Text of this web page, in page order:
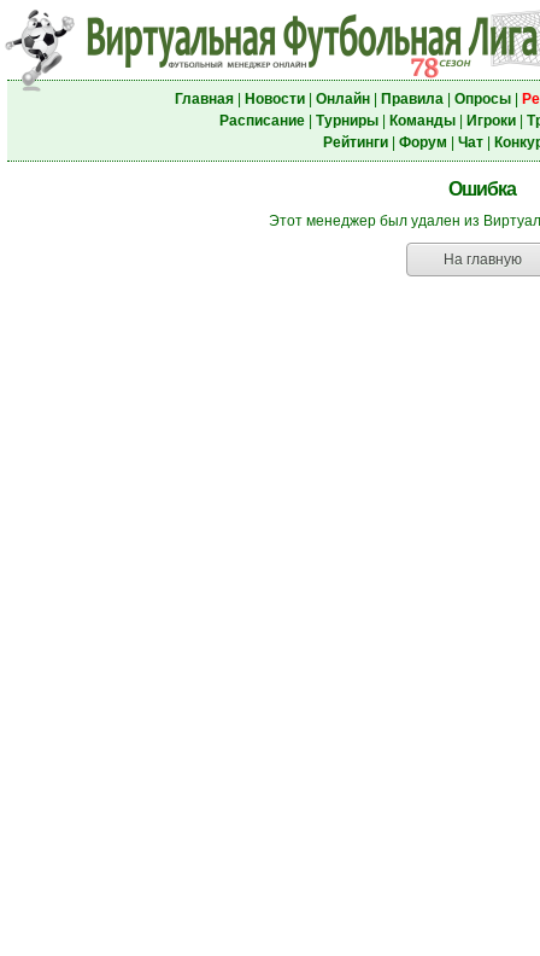
Главная| Новости| Онлайн| Правила| Опросы|
Расписание| Турниры| Команды| Игроки|
Рейтинги| Форум Чат|
Ошибка
Этот менеджер был удален из
На главную